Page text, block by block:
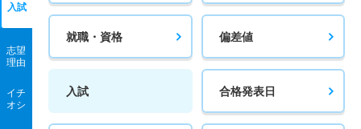
入試
志望
理由
イチ
オシ
就職・資格 偏差値
入試 合格発表日